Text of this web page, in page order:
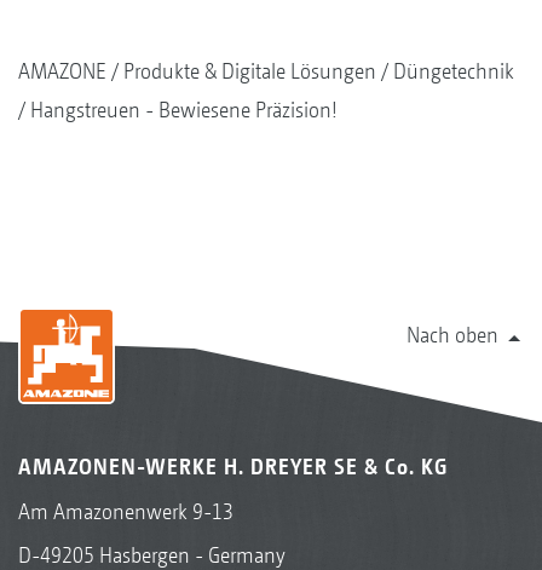
AMAZONE Produkte & Digitale Lösungen
Düngetechnik
Hangstreuen - Bewiesene Präzision!
Nach oben
AMAZONEN-WERKE H. DREYER SE & Co. KG
Am Amazonenwerk 9-13
D-49205 Hasbergen - Germany